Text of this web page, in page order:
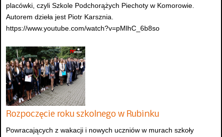
placówki, czyli Szkole Podchorążych Piechoty w Komorowie.
Autorem dzieła jest Piotr Karsznia.
https://www.youtube.com/watch?v=pMlhC_6b8so
Rozpoczęcie roku szkolnego w Rubinku
Powracających z wakacji i nowych uczniów w murach szkoły